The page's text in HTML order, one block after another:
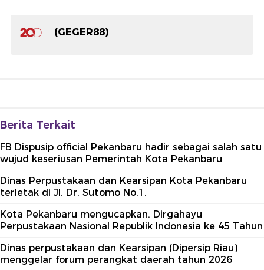
(GEGER88)
Berita Terkait
FB Dispusip official Pekanbaru hadir sebagai salah satu
wujud keseriusan Pemerintah Kota Pekanbaru
Dinas Perpustakaan dan Kearsipan Kota Pekanbaru
terletak di Jl. Dr. Sutomo No.1,
Kota Pekanbaru mengucapkan. Dirgahayu
Perpustakaan Nasional Republik Indonesia ke 45 Tahun
Dinas perpustakaan dan Kearsipan (Dipersip Riau)
menggelar forum perangkat daerah tahun 2026